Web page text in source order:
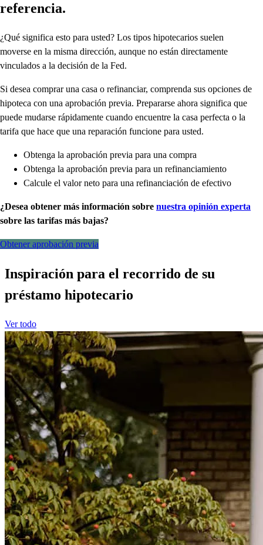
referencia.
¿Qué significa esto para usted? Los tipos hipotecarios suelen
moverse en la misma dirección, aunque no están directamente
vinculados a la decisión de la Fed.
Si desea comprar una casa o refinanciar, comprenda sus opciones de
hipoteca con una aprobación previa. Prepararse ahora significa que
puede mudarse rápidamente cuando encuentre la casa perfecta o la
tarifa que hace que una reparación funcione para usted.
Obtenga la aprobación previa para una compra
Obtenga la aprobación previa para un refinanciamiento
Calcule el valor neto para una refinanciación de efectivo
¿Desea obtener más información sobre nuestra opinión experta
sobre las tarifas más bajas?
Obtener aprobación previa
Inspiración para el recorrido de su
préstamo hipotecario
Ver todo